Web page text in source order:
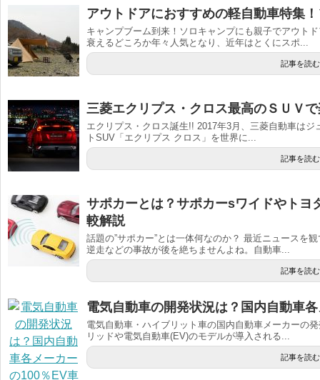
アウトドアにおすすめの軽自動車特集
キャンプブーム到来！ソロキャンプにも親子でアウト
衰えるどころか年々人気となり、近年はとくにスポ...
記事を読む
三菱エクリプス・クロス最高のＳＵＶ
エクリプス・クロス誕生!! 2017年3月、三菱自動車は
トSUV「エクリプス クロス」を世界に...
記事を読む
サポカーとは？サポカーsワイドやトヨ
較解説
話題の”サポカー”とは一体何なのか？ 最近ニュースを
逆走などの事故が後を絶ちませんよね。自動車...
記事を読む
電気自動車の開発状況は？国内自動車
電気自動車・ハイブリット車の国内自動車メーカーの
リッドや電気自動車(EV)のモデルが導入される...
記事を読む